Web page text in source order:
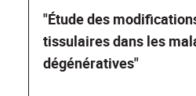
"Étude des
tissulaires dans les
dégénératives"